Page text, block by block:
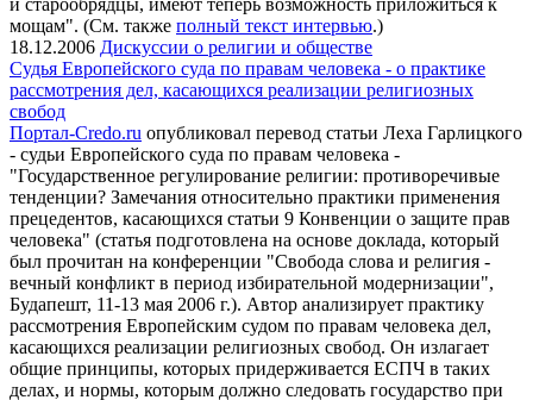
мощам". (См. также полный текст интервью.)
18.12.2006 Дискуссии о религии и обществе
Судья Европейского суда по правам человека - о практике
рассмотрения дел, касающихся реализации религиозных
свобод
Портал-Credo.ru опубликовал перевод статьи Леха Гарлицкого
- судьи Европейского суда по правам человека -
"Государственное регулирование религии: противоречивые
тенденции? Замечания относительно практики применения
прецедентов, касающихся статьи 9 Конвенции о защите прав
человека" (статья подготовлена на основе доклада, который
был прочитан на конференции "Свобода слова и религия -
вечный конфликт в период избирательной модернизации",
Будапешт, 11-13 мая 2006 г.). Автор анализирует практику
рассмотрения Европейским судом по правам человека дел,
касающихся реализации религиозных свобод. Он излагает
общие принципы, которых придерживается ЕСПЧ в таких
делах, и нормы, которым должно следовать государство при